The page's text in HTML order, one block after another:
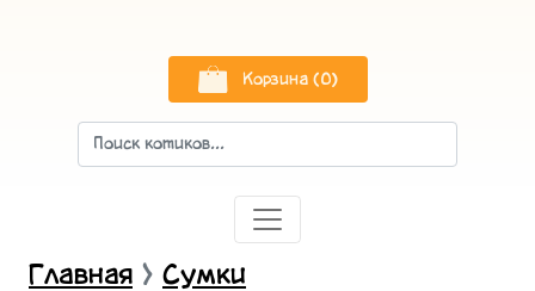
Корзина (0)
Главная
Сумки